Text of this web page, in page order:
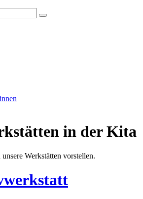
in der Kita
Werkstätten vorstellen.